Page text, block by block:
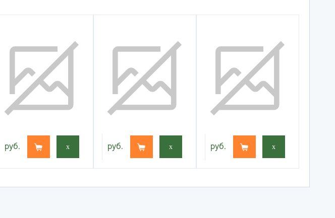
руб. x руб. x руб. x